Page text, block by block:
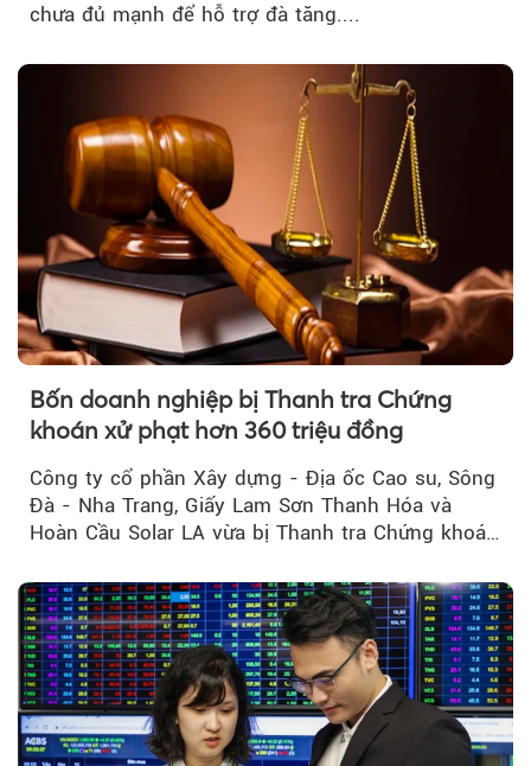
chưa đủ mạnh để hỗ trợ đà tăng....
Bốn doanh nghiệp bị Thanh tra Chứng
khoán xử phạt hơn 360 triệu đồng
Công ty cổ phần Xây dựng - Địa ốc Cao su, Sông
Đà - Nha Trang, Giấy Lam Sơn Thanh Hóa và
Hoàn Cầu Solar LA vừa bị Thanh tra Chứng khoán
do vi phạm quy định về công bố thông tin trên
thị trường chứng khoán.